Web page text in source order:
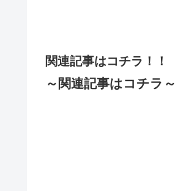
関連記事はコチラ！！
～関連記事はコチラ～